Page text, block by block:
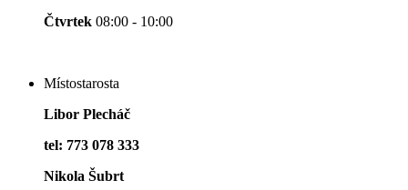
Čtvrtek 08:00 - 10:00
Místostarosta
Libor Plecháč
tel: 773 078 333
Nikola Šubrt